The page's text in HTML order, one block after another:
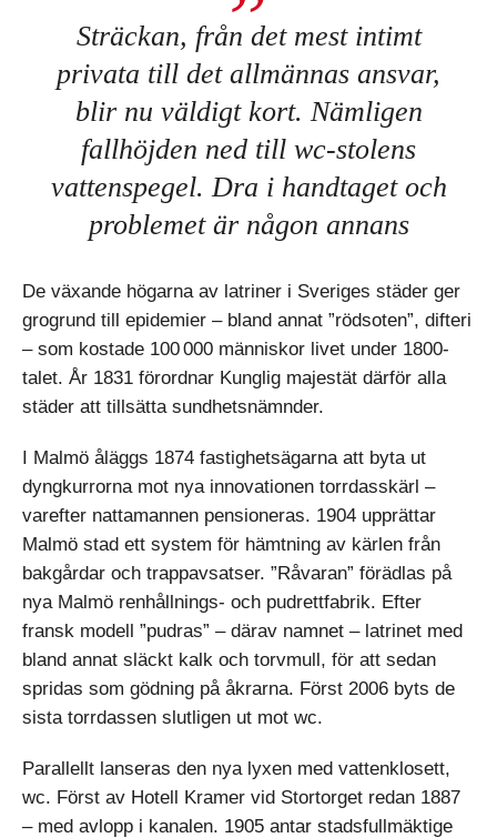
Sträckan, från det mest intimt
privata till det allmännas ansvar,
blir nu väldigt kort. Nämligen
fallhöjden ned till wc-stolens
vattenspegel. Dra i handtaget och
problemet är någon annans
De växande högarna av latriner i Sveriges städer ger
grogrund till epidemier – bland annat ”rödsoten”, difteri
– som kostade 100 000 människor livet under 1800-
talet. År 1831 förordnar Kunglig majestät därför alla
städer att tillsätta sundhetsnämnder.
I Malmö åläggs 1874 fastighetsägarna att byta ut
dyngkurrorna mot nya innovationen torrdasskärl –
varefter nattamannen pensioneras. 1904 upprättar
Malmö stad ett system för hämtning av kärlen från
bakgårdar och trappavsatser. ”Råvaran” förädlas på
nya Malmö renhållnings- och pudrettfabrik. Efter
fransk modell ”pudras” – därav namnet – latrinet med
bland annat släckt kalk och torv­mull, för att sedan
spridas som gödning på åkrarna. Först 2006 byts de
sista torrdassen slutligen ut mot wc.
Parallellt lanseras den nya lyxen med vattenklosett,
wc. Först av Hotell Kramer vid Stortorget redan 1887
– med avlopp i kanalen. 1905 antar stadsfullmäktige